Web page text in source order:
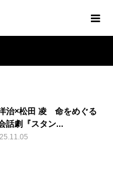
治×松田 凌 命をめぐる
話劇『スタン...